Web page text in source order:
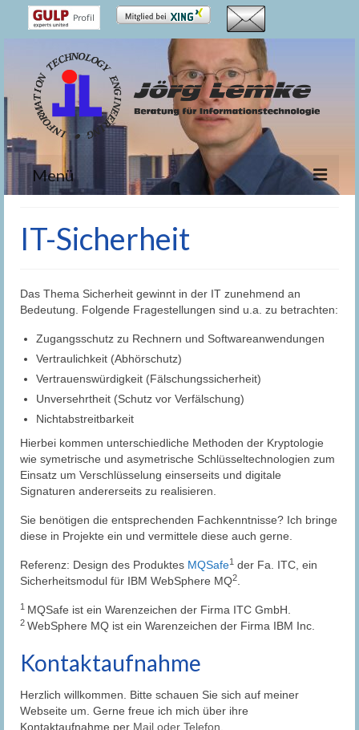
Menü
IT-Erfahrung
Der Berater
IT-Sicherheit
Das Thema Sicherheit gewinnt in der IT zunehmend an
Bedeutung. Folgende Fragestellungen sind u.a. zu betrachten:
Zugangsschutz zu Rechnern und Softwareanwendungen
Vertraulichkeit (Abhörschutz)
Vertrauenswürdigkeit (Fälschungssicherheit)
Unversehrtheit (Schutz vor Verfälschung)
Nichtabstreitbarkeit
Hierbei kommen unterschiedliche Methoden der Kryptologie
wie symetrische und asymetrische Schlüsseltechnologien zum
Einsatz um Verschlüsselung einserseits und digitale
Signaturen andererseits zu realisieren.
Sie benötigen die entsprechenden Fachkenntnisse? Ich bringe
diese in Projekte ein und vermittele diese auch gerne.
Referenz: Design des Produktes MQSafe1 der Fa. ITC, ein
Sicherheitsmodul für IBM WebSphere MQ2.
1 MQSafe ist ein Warenzeichen der Firma ITC GmbH.
2 WebSphere MQ ist ein Warenzeichen der Firma IBM Inc.
Kontaktaufnahme
Herzlich willkommen. Bitte schauen Sie sich auf meiner
Webseite um. Gerne freue ich mich über ihre
Kontaktaufnahme per Mail oder Telefon.